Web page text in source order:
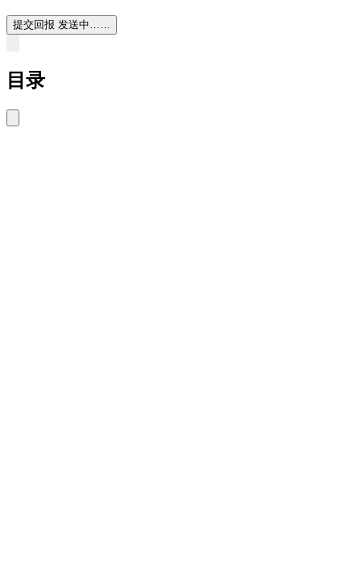
提交回报 发送中……
目录